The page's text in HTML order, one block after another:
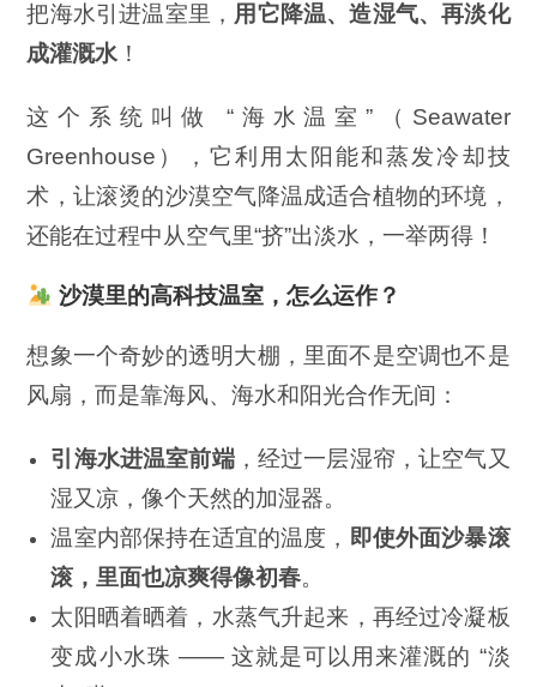
把海水引进温室里， 用它降温、造湿气、再淡化
成灌溉水 ！
这个系统叫做 “海水温室”（Seawater
Greenhouse），它利用太阳能和蒸发冷却技
术，让滚烫的沙漠空气降温成适合植物的环境，
还能在过程中从空气里“挤”出淡水，一举两得！
沙漠里的高科技温室，怎么运作？
想象一个奇妙的透明大棚，里面不是空调也不是
风扇，而是靠海风、海水和阳光合作无间：
引海水进温室前端，经过一层湿帘，让空气又
湿又凉，像个天然的加湿器。
温室内部保持在适宜的温度， 即使外面沙暴滚
滚，里面也凉爽得像初春。
太阳晒着晒着，水蒸气升起来，再经过冷凝板
变成小水珠 —— 这就是可以用来灌溉的 “淡